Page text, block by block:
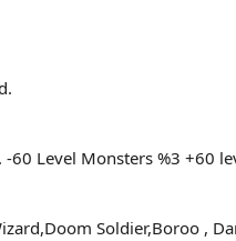
60 Level Monsters %3 +60
Soldier,Boroo ,